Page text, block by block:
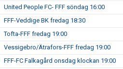
United People FC- FFF söndag 16:00
FFF-Veddige BK fredag 18:30
Tofta-FFF fredag 19:00
Vessigebro/Ätrafors-FFF fredag 19:00
FFF-FC Falkagård onsdag klockan 19:00